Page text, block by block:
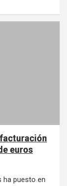
euros
ha puesto en